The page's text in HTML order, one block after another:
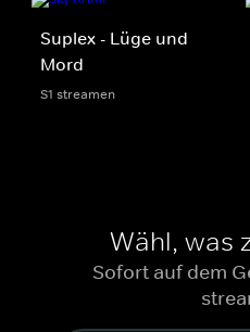
Suplex - Lüge und
Mord
S1 streamen
Wähl, was
Sofort auf dem